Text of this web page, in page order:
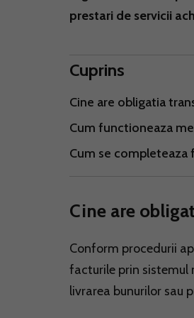
prestari de servicii
Cuprins
Cine are obligatia
Cum functioneaza
Cum se
Cine are
Conform procedurii
facturile prin sistemul
livrarea bunurilor sau